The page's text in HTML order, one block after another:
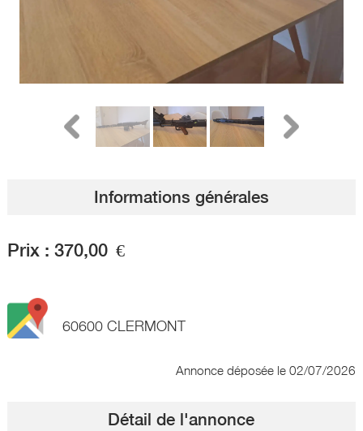
Informations générales
Prix : 370,00 €
60600 CLERMONT
Annonce déposée le 02/07/2026
Détail de l'annonce